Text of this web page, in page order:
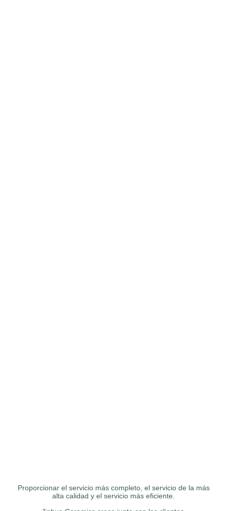
Proporcionar el servicio más completo, el servicio de la más
alta calidad y el servicio más eficiente.